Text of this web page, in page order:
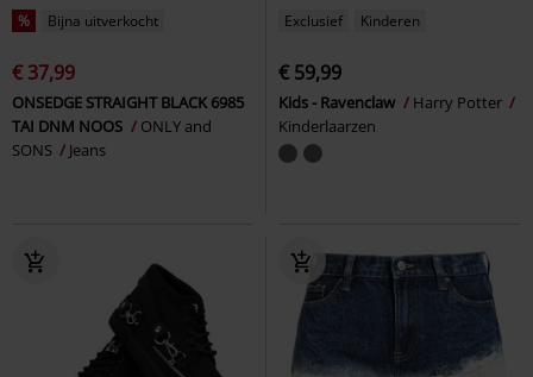
% Bijna uitverkocht
€ 37,99
ONSEDGE STRAIGHT BLACK 6985
TAI DNM NOOS
ONLY and
SONS
Jeans
Exclusief Kinderen
€ 59,99
Kids - Ravenclaw
Harry Potter
Kinderlaarzen